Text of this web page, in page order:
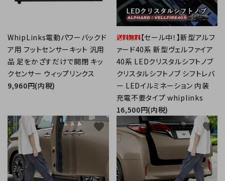
WhipLinks電動パワーバックド
ア用 フットセンサーキット 汎用
品 足をかざすだけで開閉 キッ
クセンサー ウィップリンクス
9,960円(内税)
【セール中！】新型アルフ
ァード40系 新型ヴェルファイア
40系 LEDクリスタルシフトノブ
クリスタルシフトノブ シフトレバ
ー LEDイルミネーション 内装
充電不要タイプ whiplinks
16,500円(内税)
favorite favorite